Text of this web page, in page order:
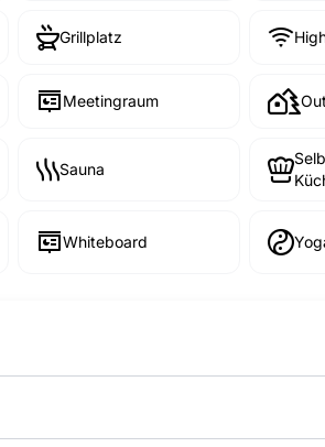
Grillplatz
Meetingraum
Sauna
Whiteboard